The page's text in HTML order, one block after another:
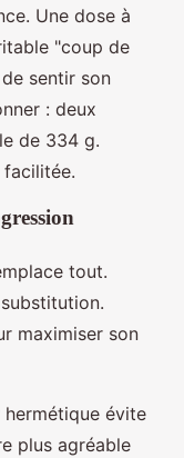
Une dose à
"coup de
sentir son
: deux
de 334 g.
tout.
maximiser son
hermétique évite
plus agréable